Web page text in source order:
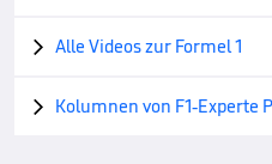
 Alle Videos zur Formel 1
 Kolumnen von F1-Experte